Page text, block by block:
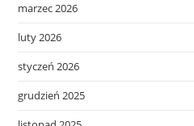
marzec 2026
luty 2026
styczeń 2026
grudzień 2025